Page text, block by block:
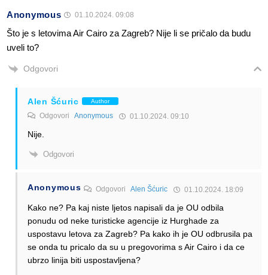
Anonymous 01.10.2024. 09:08
Što je s letovima Air Cairo za Zagreb? Nije li se pričalo da budu
uveli to?
Odgovori
Alen Šćuric Author
Odgovori Anonymous 01.10.2024. 09:10
Nije.
Odgovori
Anonymous OdgovoriAlen Šćuric 01.10.2024. 18:09
Kako ne? Pa kaj niste ljetos napisali da je OU odbila
ponudu od neke turisticke agencije iz Hurghade za
uspostavu letova za Zagreb? Pa kako ih je OU odbrusila pa
se onda tu pricalo da su u pregovorima s Air Cairo i da ce
ubrzo linija biti uspostavljena?